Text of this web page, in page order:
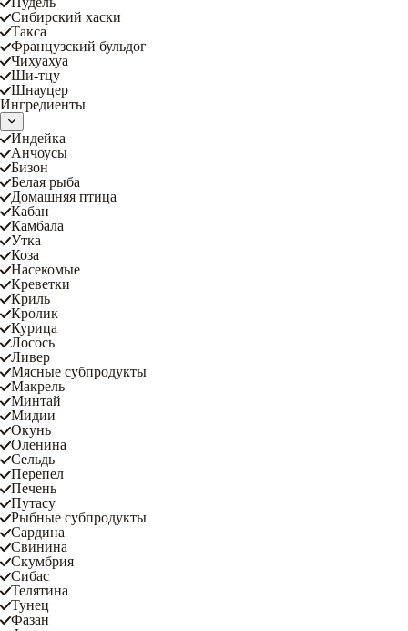
Сибирский хаски
Такса
Французский бульдог
Чихуахуа
Ши-тцу
Шнауцер
Ингредиенты
Индейка
Анчоусы
Бизон
Белая рыба
Домашняя птица
Кабан
Камбала
Утка
Коза
Насекомые
Креветки
Криль
Кролик
Курица
Лосось
Ливер
Мясные субпродукты
Макрель
Минтай
Мидии
Окунь
Оленина
Сельдь
Перепел
Печень
Путасу
Рыбные субпродукты
Сардина
Свинина
Скумбрия
Сибас
Телятина
Тунец
Фазан